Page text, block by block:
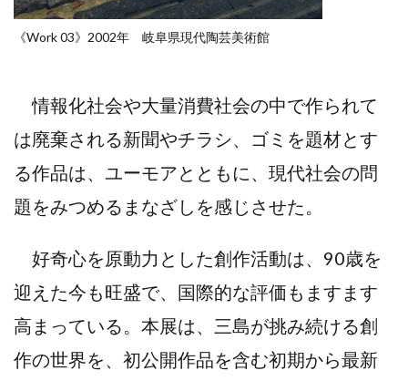
《Work 03》2002年 岐阜県現代陶芸美術館
情報化社会や大量消費社会の中で作られて
は廃棄される新聞やチラシ、ゴミを題材とす
る作品は、ユーモアとともに、現代社会の問
題をみつめるまなざしを感じさせた。
好奇心を原動力とした創作活動は、90歳を
迎えた今も旺盛で、国際的な評価もますます
高まっている。本展は、三島が挑み続ける創
作の世界を、初公開作品を含む初期から最新